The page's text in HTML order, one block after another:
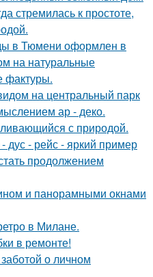
стремилась к простоте,
в Тюмени оформлен в
на натуральные
фактуры.
на центральный парк
ар - деко.
с природой.
- рейс - яркий пример
продолжением
и панорамными окнами
в Милане.
в ремонте!
о личном